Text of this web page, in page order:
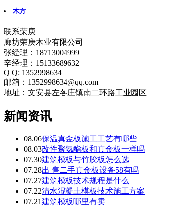
木方
联系荣庚
廊坊荣庚木业有限公司
张经理：18713004999
辛经理：15133689632
Q Q: 1352998634
邮箱：1352998634@qq.com
地址：文安县左各庄镇南二环路工业园区
新闻资讯
08.06保温真金板施工工艺有哪些
08.03改性聚氨酯板和真金板一样吗
07.30建筑模板与竹胶板怎么选
07.28出 售二手真金板设备58有吗
07.27建筑模板技术规程是什么
07.22清水混凝土模板技术施工方案
07.21建筑模板哪里有卖